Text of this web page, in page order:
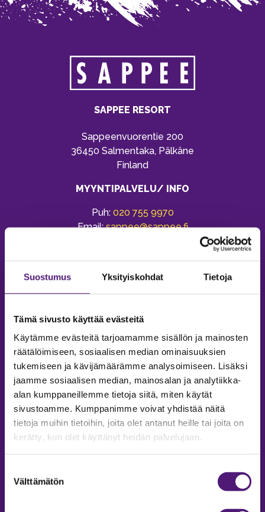
Suostumus Yksityiskohdat Tietoja
Tämä sivusto käyttää evästeitä
Käytämme evästeitä tarjoamamme sisällön ja mainosten
räätälöimiseen, sosiaalisen median ominaisuuksien
tukemiseen ja kävijämäärämme analysoimiseen. Lisäksi
jaamme sosiaalisen median, mainosalan ja analytiikka-
alan kumppaneillemme tietoja siitä, miten käytät
sivustoamme. Kumppanimme voivat yhdistää näitä
tietoja muihin tietoihin, joita olet antanut heille tai joita on
kerätty, kun olet käyttänyt heidän palvelujaan.
valinta
Välttämätön
SAPPEE RESORT
Sappeenvuorentie 200
36450 Salmentaka, Pälkäne
Finland
MYYNTIPALVELU/ INFO
Puh: 020 755 9970
Email:sappee@sappee.fi
MAJOITUS
Tiedustelut & Varaukset